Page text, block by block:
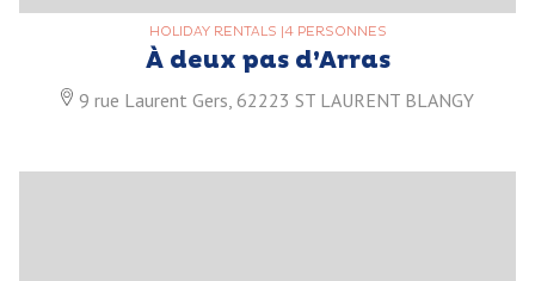
HOLIDAY RENTALS |4 PERSONNES
À deux pas d’Arras
9 rue Laurent Gers, 62223 ST LAURENT BLANGY